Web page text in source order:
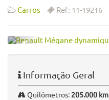
Carros Ref: 11-19216
Informação Geral
Quilómetros: 205.000 km